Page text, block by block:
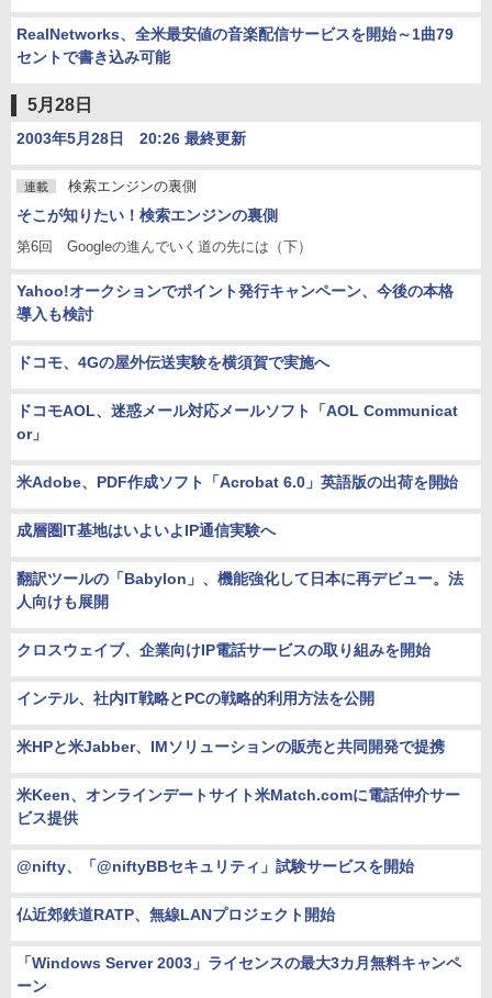
RealNetworks、全米最安値の音楽配信サービスを開始～1曲79
セントで書き込み可能
5月28日
2003年5月28日 20:26 最終更新
連載 検索エンジンの裏側
そこが知りたい！検索エンジンの裏側
第6回 Googleの進んでいく道の先には（下）
Yahoo!オークションでポイント発行キャンペーン、今後の本格
導入も検討
ドコモ、4Gの屋外伝送実験を横須賀で実施へ
ドコモAOL、迷惑メール対応メールソフト「AOL Communicat
or」
米Adobe、PDF作成ソフト「Acrobat 6.0」英語版の出荷を開始
成層圏IT基地はいよいよIP通信実験へ
翻訳ツールの「Babylon」、機能強化して日本に再デビュー。法
人向けも展開
クロスウェイブ、企業向けIP電話サービスの取り組みを開始
インテル、社内IT戦略とPCの戦略的利用方法を公開
米HPと米Jabber、IMソリューションの販売と共同開発で提携
米Keen、オンラインデートサイト米Match.comに電話仲介サー
ビス提供
@nifty、「@niftyBBセキュリティ」試験サービスを開始
仏近郊鉄道RATP、無線LANプロジェクト開始
「Windows Server 2003」ライセンスの最大3カ月無料キャンペ
ーン